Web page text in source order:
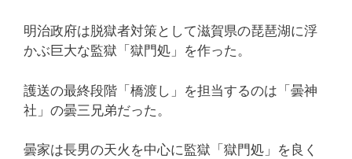
明治政府は脱獄者対策として滋賀県の琵琶湖に浮
かぶ巨大な監獄「獄門処」を作った。
護送の最終段階「橋渡し」を担当するのは「曇神
社」の曇三兄弟だった。
曇家は長男の天火を中心に監獄「獄門処」を良く